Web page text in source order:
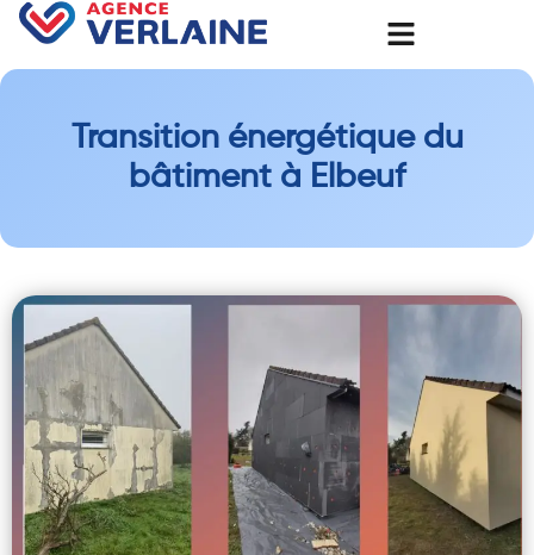
Transition énergétique du
bâtiment à Elbeuf